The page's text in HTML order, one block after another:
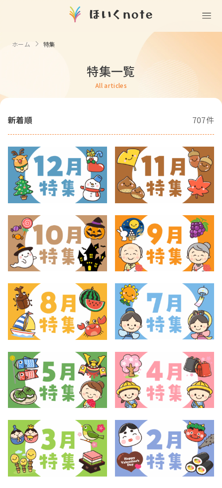
(無料)
ごっこ遊び・室内
ことば遊び
自然遊び
隙間時間
伝承遊び
製作・あそび
折り紙
記念日・行事の由来
コミュニケーション
衛生
資格・スキルアップ
その他
学ぶ
挿絵
塗り絵
壁紙
おたより文例
月案
年間カリキュラム
園情報
Books
Goods
クリエイター
ホーム 特集
特集一覧
All articles
新着順 707件